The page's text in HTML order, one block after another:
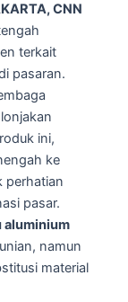
CNN
terkait
pasaran.
ini,
ke
perhatian
pasar.
aluminium
namun
material